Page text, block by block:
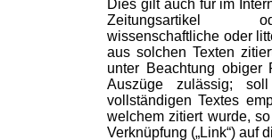
Dies gilt auch für im
Zeitungsartikel
wissenschaftliche oder
aus solchen Texten
unter Beachtung obiger
Auszüge zulässig;
vollständigen Textes
welchem zitiert wurde,
Verknüpfung („Link“) auf